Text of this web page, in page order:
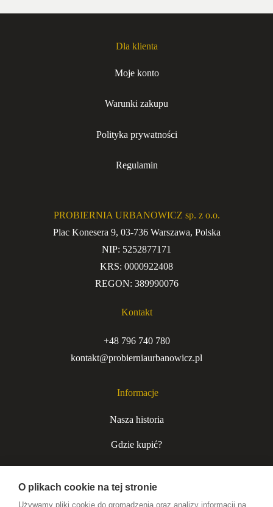
Dla klienta
Moje konto
Warunki zakupu
Polityka prywatności
Regulamin
PROBIERNIA URBANOWICZ sp. z o.o.
Plac Konesera 9, 03-736 Warszawa, Polska
NIP: 5252877171
KRS: 0000922408
REGON: 389990076
Kontakt
+48 796 740 780
kontakt@probierniaurbanowicz.pl
Informacje
Nasza historia
Gdzie kupić?
Kurjer niecodzienny
Współpraca B2B
O plikach cookie na tej stronie
Używamy pliki cookie do gromadzenia oraz analizy informacji na